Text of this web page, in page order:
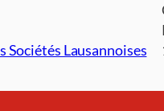
Sociétés Lausannoises